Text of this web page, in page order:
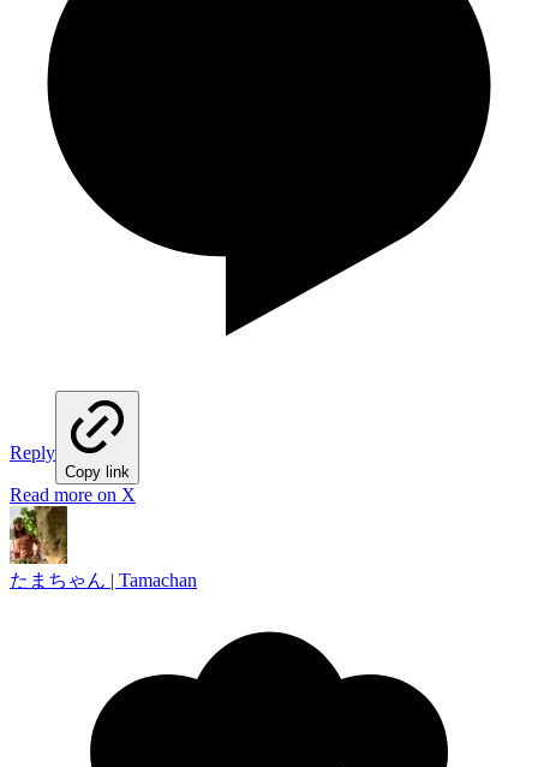
Reply
Copy link
Read more on X
たまちゃん | Tamachan